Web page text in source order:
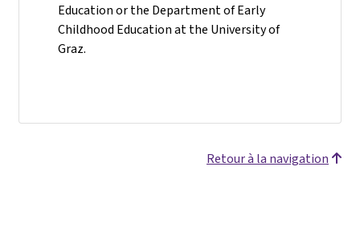
Education or the Department of Early
Childhood Education at the University of
Graz.
Retour à la navigation